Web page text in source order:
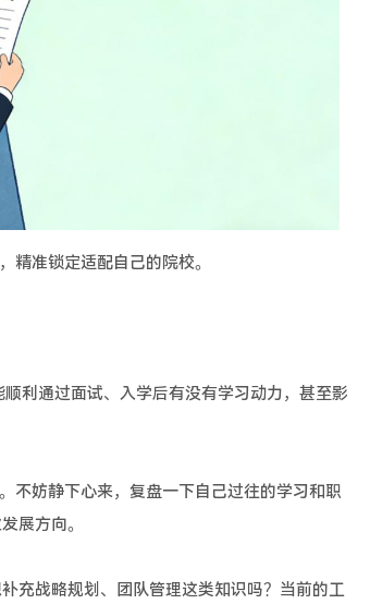
准锁定适配自己的院校。
利通过面试、入学后有没有学习动力，甚至影
妨静下心来，复盘一下自己过往的学习和职
展方向。
战略规划、团队管理这类知识吗？当前的工